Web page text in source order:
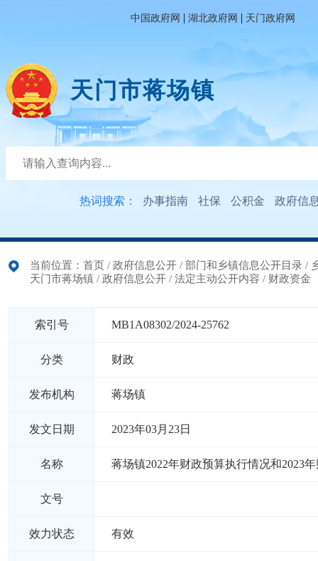
中国政府网 | 湖北政府网 | 天门政府网
天门市蒋场镇
热词搜索： 办事指南 社保 公积金 政府信
当前位置： 首页 / 政府信息公开 / 部门和乡镇信息公开目录 /
天门市蒋场镇 / 政府信息公开 / 法定主动公开内容 / 财政资金
索引号 MB1A08302/2024-25762
分类 财政
发布机构 蒋场镇
发文日期 2023年03月23日
名称 蒋场镇2022年财政预算执行情况和2023
文号
效力状态 有效